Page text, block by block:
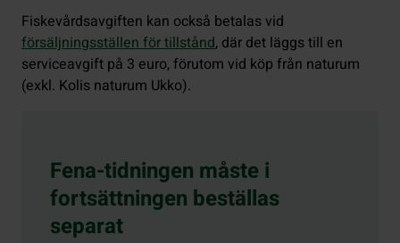
Fiskevårdsavgiften kan också betalas vid
försäljningsställen för tillstånd, där det läggs till en
serviceavgift på 3 euro, förutom vid köp från naturum
(exkl. Kolis naturum Ukko).
Fena-tidningen måste i
fortsättningen beställas
separat